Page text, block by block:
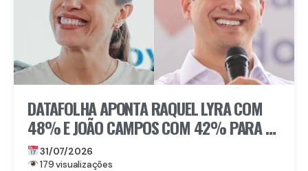
DATAFOLHA APONTA RAQUEL LYRA COM
48% E JOÃO CAMPOS COM 42% PARA O
GOVERNO DE PERNAMBUCO
31/07/2026
179 visualizações